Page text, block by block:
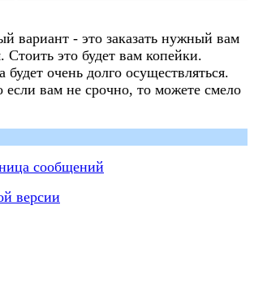
вариант - это заказать нужный вам
Стоить это будет вам копейки.
будет очень долго осуществляться.
если вам не срочно, то можете смело
сообщений
версии